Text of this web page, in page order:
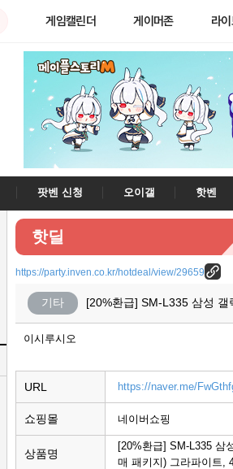
게임캘린더 게이머존 라
팟벤 신청 오이갤 핫벤
핫딜
https://party.inven.co.kr/hotdeal/view/29659
기타 [20%환급] SM-L335 삼성
이시루시오
URL https://naver.me/
쇼핑몰 네이버쇼핑
상품명
[20%환급] SM-L335 삼
매 패키지) 그라파이트,